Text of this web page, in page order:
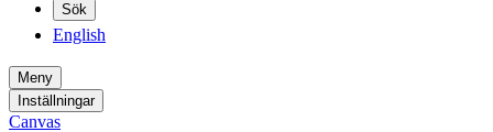
Sök
English
Meny
Inställningar
Canvas